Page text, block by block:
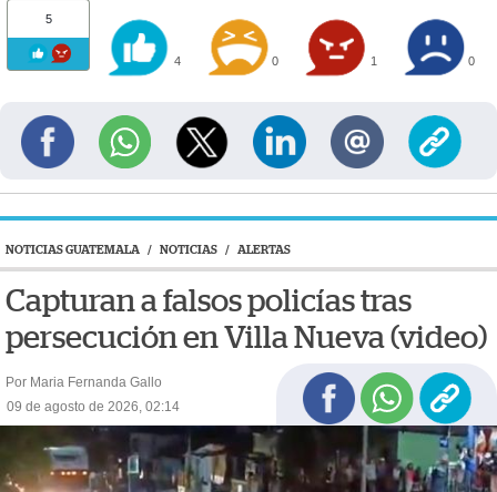
5
4 0 1 0
NOTICIAS GUATEMALA / NOTICIAS / ALERTAS
Capturan a falsos policías tras
persecución en Villa Nueva (video)
Por Maria Fernanda Gallo
09 de agosto de 2026, 02:14